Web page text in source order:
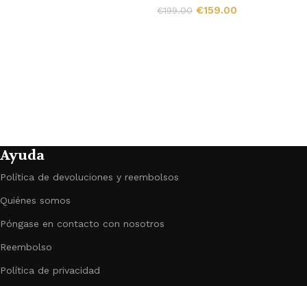
€199.00 €159.00
Ayuda
Política de devoluciones y reembolsos
Quiénes somos
Póngase en contacto con nosotros
Reembolso
Política de privacidad